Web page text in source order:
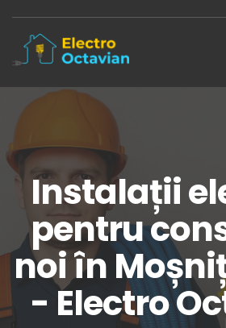
Instalații
pentru
noi în
- Electro